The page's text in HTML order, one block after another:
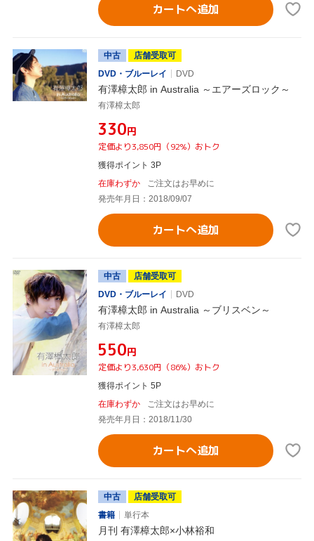
カートへ追加
中古
店舗受取可
DVD・ブルーレイ
DVD
有澤樟太郎 in Australia ～エアーズロック～
有澤樟太郎
¥330円
定価より3,850円（92%）おトク
獲得ポイント 3P
在庫わずか
ご注文はお早めに
発売年月日：2018/09/07
カートへ追加
中古
店舗受取可
DVD・ブルーレイ
DVD
有澤樟太郎 in Australia ～ブリスベン～
有澤樟太郎
¥550円
定価より3,630円（86%）おトク
獲得ポイント 5P
在庫わずか
ご注文はお早めに
発売年月日：2018/11/30
カートへ追加
中古
店舗受取可
書籍
単行本
月刊 有澤樟太郎×小林裕和